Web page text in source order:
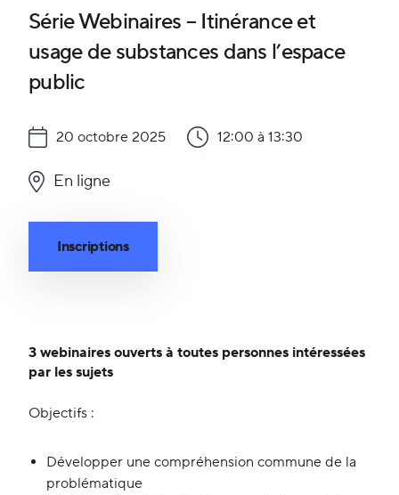
Série Webinaires – Itinérance et
usage de substances dans l’espace
public
20 octobre 2025 12:00 à 13:30
En ligne
Inscriptions
3 webinaires ouverts à toutes personnes intéressées
par les sujets
Objectifs :
Développer une compréhension commune de la
problématique